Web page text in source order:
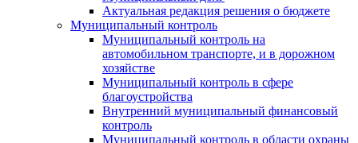
Актуальная редакция решения о бюджете
Муниципальный контроль
Муниципальный контроль на
автомобильном транспорте, и в дорожном
хозяйстве
Муниципальный контроль в сфере
благоустройства
Внутренний муниципальный финансовый
контроль
Муниципальный контроль в области охраны